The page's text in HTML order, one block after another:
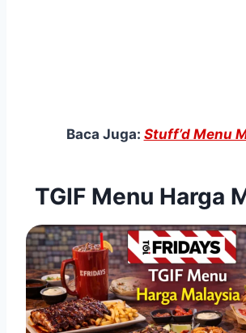
Baca Juga: Stuff’d Menu
TGIF Menu Harga